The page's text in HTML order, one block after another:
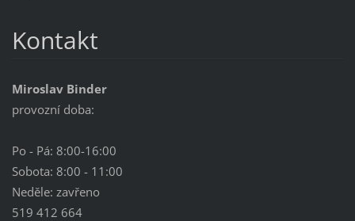
Kontakt
Miroslav Binder
provozní doba:
Po - Pá: 8:00-16:00
Sobota: 8:00 - 11:00
Neděle: zavřeno
519 412 664